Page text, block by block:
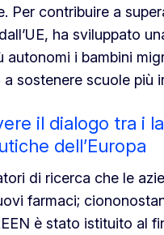
Per contribuire a
ha sviluppato
autonomi i bambini
sostenere scuole più
il dialogo tra i
dell’Europa
di ricerca che le
farmaci;
è stato istituito al